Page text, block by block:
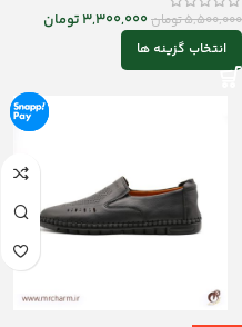
5,500,000تومان3,300,000تومان
انتخاب گزینه ها